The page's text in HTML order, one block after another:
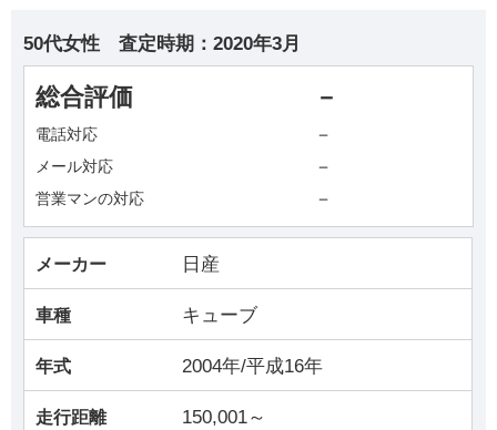
50代女性 査定時期： 2020年3月
総合評価 －
電話対応 －
メール対応 －
営業マンの対応 －
メーカー 日産
車種 キューブ
年式 2004年/平成16年
走行距離 150,001～